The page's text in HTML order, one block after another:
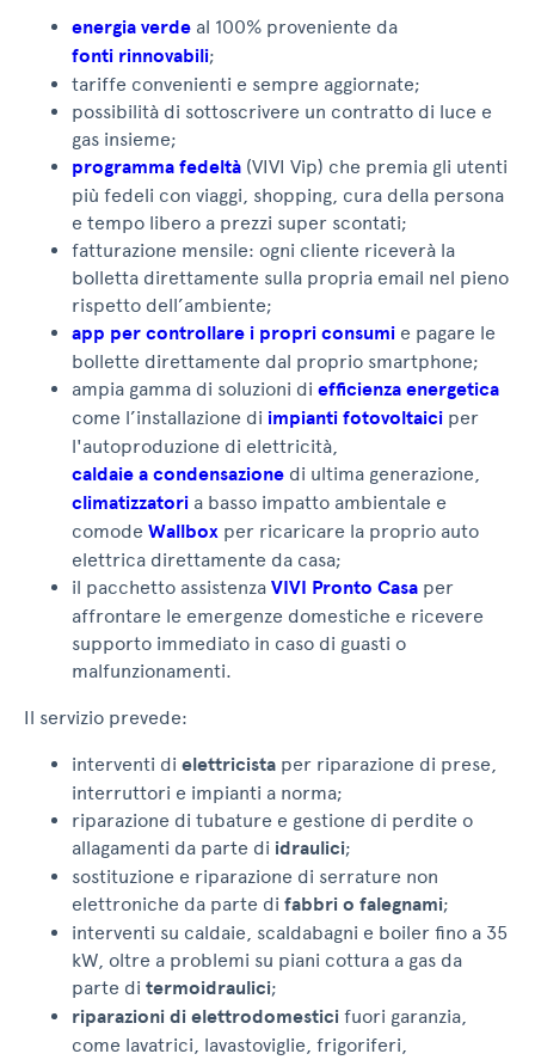
energia verde al 100% proveniente da
fonti rinnovabili;
tariffe convenienti e sempre aggiornate;
possibilità di sottoscrivere un contratto di luce e
gas insieme;
programma fedeltà (VIVI Vip) che premia gli utenti
più fedeli con viaggi, shopping, cura della persona
e tempo libero a prezzi super scontati;
fatturazione mensile: ogni cliente riceverà la
bolletta direttamente sulla propria email nel pieno
rispetto dell’ambiente;
app per controllare i propri consumi e pagare le
bollette direttamente dal proprio smartphone;
ampia gamma di soluzioni di efficienza energetica
come l’installazione di impianti fotovoltaici per
l'autoproduzione di elettricità,
caldaie a condensazione di ultima generazione,
climatizzatori a basso impatto ambientale e
comode Wallbox per ricaricare la proprio auto
elettrica direttamente da casa;
il pacchetto assistenza VIVI Pronto Casa per
affrontare le emergenze domestiche e ricevere
supporto immediato in caso di guasti o
malfunzionamenti.
Il servizio prevede:
interventi di elettricista per riparazione di prese,
interruttori e impianti a norma;
riparazione di tubature e gestione di perdite o
allagamenti da parte di idraulici;
sostituzione e riparazione di serrature non
elettroniche da parte di fabbri o falegnami;
interventi su caldaie, scaldabagni e boiler fino a 35
kW, oltre a problemi su piani cottura a gas da
parte di termoidraulici;
riparazioni di elettrodomestici fuori garanzia,
come lavatrici, lavastoviglie, frigoriferi,